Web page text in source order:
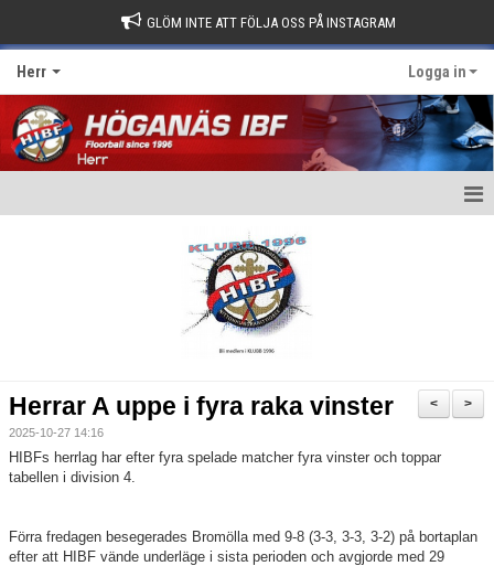
GLÖM INTE ATT FÖLJA OSS PÅ INSTAGRAM
Herr Logga in
Kontakt
>
<
Herrar A uppe i fyra raka vinster
2025-10-27 14:16
HIBFs herrlag har efter fyra spelade matcher fyra vinster och toppar
tabellen i division 4.
Förra fredagen besegerades Bromölla med 9-8 (3-3, 3-3, 3-2) på bortaplan
efter att HIBF vände underläge i sista perioden och avgjorde med 29